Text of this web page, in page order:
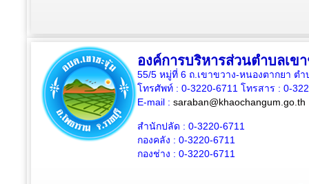
องค์การบริหารส่วนตำบลเข
55/5 หมู่ที่ 6 ถ.เขาขวาง-หนองตากยา ต
โทรศัพท์ : 0-3220-6711 โทรสาร : 0-
E-mail : saraban@khaochangum.go.th
สำนักปลัด : 0-3220-6711
กองคลัง : 0-3220-6711
กองช่าง : 0-3220-6711